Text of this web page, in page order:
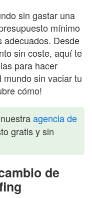
sin gastar una
mínimo
adecuados. Desde
sin coste, aquí te
para hacer
sin vaciar tu
cómo!
agencia de
gratis y sin
de